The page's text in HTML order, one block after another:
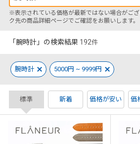
※表示されている価格が最新ではない場合がご
ク先の商品詳細ページでご確認をお願いします。
「腕時計」の検索結果 192件
腕時計 5000円 ~ 9999円
標準 新着 価格が安い 価